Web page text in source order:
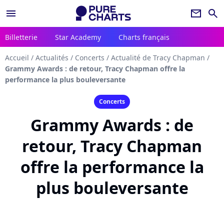
menu newsletter search
Billetterie Star Academy Charts français
Accueil / Actualités / Concerts / Actualité de Tracy Chapman /
Grammy Awards : de retour, Tracy Chapman offre la
performance la plus bouleversante
Concerts
Grammy Awards : de
retour, Tracy Chapman
offre la performance la
plus bouleversante